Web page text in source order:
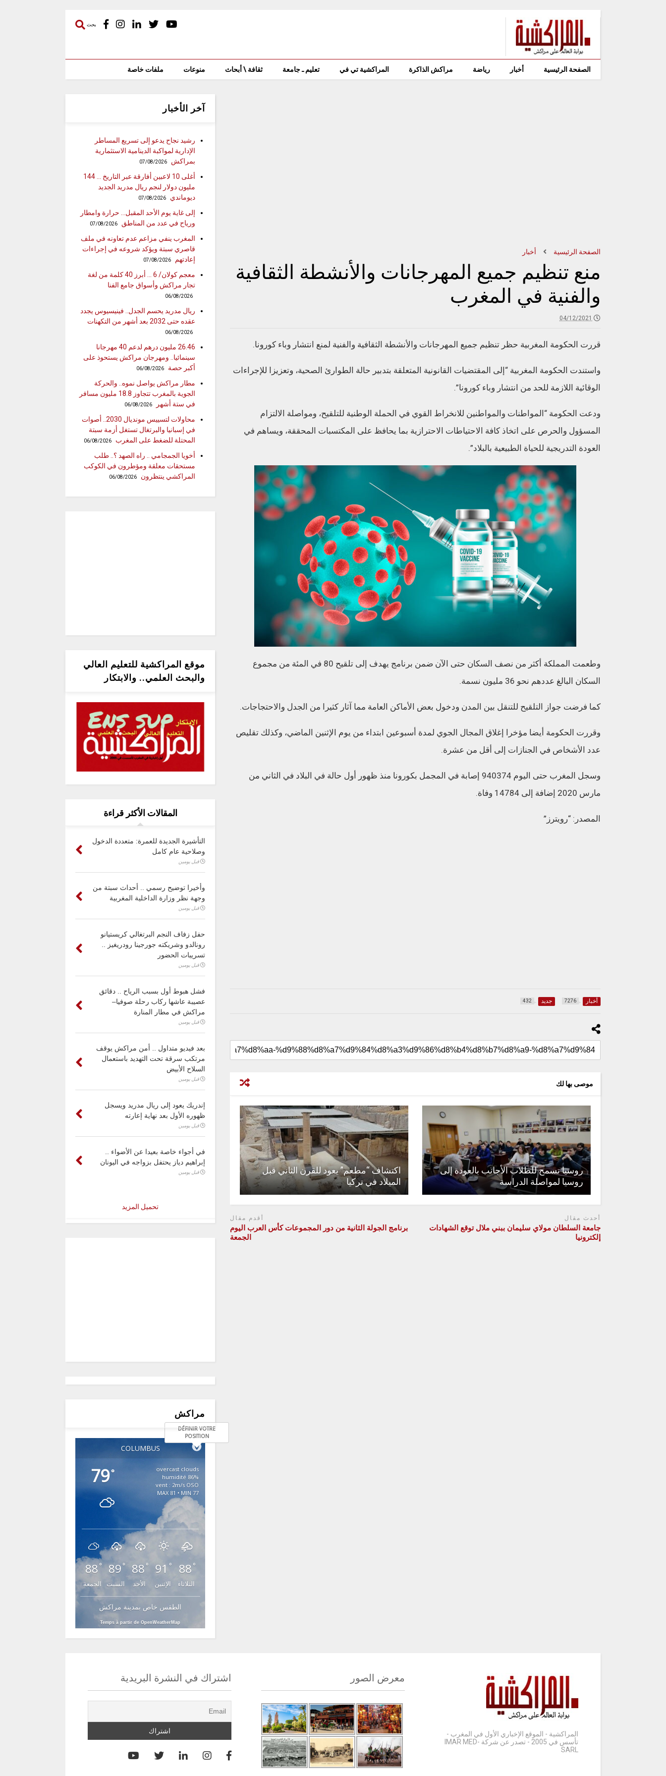
بحث
الصفحة الرئيسية أخبار رياضة مراكش الذاكرة المراكشية تي في تعليم ـ جامعة ثقافة \ أبحاث منوعات ملفات خاصة
الصفحة الرئيسية أخبار
منع تنظيم جميع المهرجانات والأنشطة الثقافية
والفنية في المغرب
04/12/2021
قررت الحكومة المغربية حظر تنظيم جميع المهرجانات والأنشطة الثقافية والفنية لمنع انتشار وباء كورونا.
واستندت الحكومة المغربية “إلى المقتضيات القانونية المتعلقة بتدبير حالة الطوارئ الصحية، وتعزيزا للإجراءات
الوقائية اللازمة للحد من انتشار وباء كورونا”.
ودعت الحكومة “المواطنات والمواطنين للانخراط القوي في الحملة الوطنية للتلقيح، ومواصلة الالتزام
المسؤول والحرص على اتخاذ كافة الاحتياطات الاحترازية بما يحافظ على المكتسبات المحققة، ويساهم في
العودة التدريجية للحياة الطبيعية بالبلاد”.
وطعمت المملكة أكثر من نصف السكان حتى الآن ضمن برنامج يهدف إلى تلقيح 80 في المئة من مجموع
السكان البالغ عددهم نحو 36 مليون نسمة.
كما فرضت جواز التلقيح للتنقل بين المدن ودخول بعض الأماكن العامة مما آثار كثيرا من الجدل والاحتجاجات.
وقررت الحكومة أيضا مؤخرا إغلاق المجال الجوي لمدة أسبوعين ابتداء من يوم الإثنين الماضي، وكذلك تقليص
عدد الأشخاص في الجنازات إلى أقل من عشرة.
وسجل المغرب حتى اليوم 940374 إصابة في المجمل بكورونا منذ ظهور أول حالة في البلاد في الثاني من
مارس 2020 إضافة إلى 14784 وفاة.
المصدر: “رويترز”
أخبار 7276 جديد 432
موصى بها لك
روسيا تسمح للطلاب الأجانب بالعودة إلى
روسيا لمواصلة الدراسة
اكتشاف “مطعم” يعود للقرن الثاني قبل
الميلاد في تركيا
أحدث مقال
جامعة السلطان مولاي سليمان ببني ملال توقع الشهادات
إلكترونيا
أقدم مقال
برنامج الجولة الثانية من دور المجموعات كأس العرب اليوم
الجمعة
آخر الأخبار
رشيد نجاح يدعو إلى تسريع المساطر
الإدارية لمواكبة الدينامية الاستثمارية
بمراكش
07/08/2026
أغلى 10 لاعبين أفارقة عبر التاريخ … 144
مليون دولار لنجم ريال مدريد الجديد
ديوماندي
07/08/2026
إلى غاية يوم الأحد المقبل… حرارة وامطار
ورياح في عدد من المناطق
07/08/2026
المغرب ينفي مزاعم عدم تعاونه في ملف
قاصري سبتة ويؤكد شروعه في إجراءات
إعادتهم
07/08/2026
معجم كولان/ 6 … أبرز 40 كلمة من لغة
تجار مراكش وأسواق جامع الفنا
06/08/2026
ريال مدريد يحسم الجدل.. فينيسيوس يجدد
عقده حتى 2032 بعد أشهر من التكهنات
06/08/2026
26.46 مليون درهم لدعم 40 مهرجانا
سينمائيا.. ومهرجان مراكش يستحوذ على
أكبر حصة
06/08/2026
مطار مراكش يواصل نموه.. والحركة
الجوية بالمغرب تتجاوز 18.8 مليون مسافر
في ستة أشهر
06/08/2026
محاولات لتسييس مونديال 2030.. أصوات
في إسبانيا والبرتغال تستغل أزمة سبتة
المحتلة للضغط على المغرب
06/08/2026
أخويا الجمجامي .. راه الصهد ؟.. طلب
مستحقات معلقة ومؤطرون في الكوكب
المراكشي ينتظرون
06/08/2026
موقع المراكشية للتعليم العالي
والبحث العلمي.. والابتكار
المقالات الأكثر قراءة
التأشيرة الجديدة للعمرة: متعددة الدخول
وصلاحية عام كامل
قبل يومين
وأخيرا توضيح رسمي .. أحداث سبتة من
وجهة نظر وزارة الداخلية المغربية
قبل يومين
حفل زفاف النجم البرتغالي كريستيانو
رونالدو وشريكته جورجينا رودريغيز ..
تسريبات الحضور
قبل يومين
فشل هبوط أول بسبب الرياح .. دقائق
عصيبة عاشها ركاب رحلة صوفيا–
مراكش في مطار المنارة
قبل يومين
بعد فيديو متداول .. أمن مراكش يوقف
مرتكب سرقة تحت التهديد باستعمال
السلاح الأبيض
قبل يومين
إندريك يعود إلى ريال مدريد ويسجل
ظهوره الأول بعد نهاية إعارته
قبل يومين
في أجواء خاصة بعيدا عن الأضواء ..
إبراهيم دياز يحتفل بزواجه في اليونان
قبل يومين
تحميل المزيد
مراكش
COLUMBUS
DÉFINIR VOTRE
POSITION
79°
overcast clouds
86% humidité
vent : 2m/s OSO
MAX 81 • MIN 77
88 °
الجمعة
89 °
السبت
88 °
الأحد
91 °
الإثنين
88 °
الثلاثاء
الطقس خاص بمدينة مراكش
Temps à partir de OpenWeatherMap
المراكشية - الموقع الإخباري الأول في المغرب -
تأسس في 2005 - تصدر عن شركة IMAR MED-
SARL
معرض الصور اشتراك في النشرة البريدية